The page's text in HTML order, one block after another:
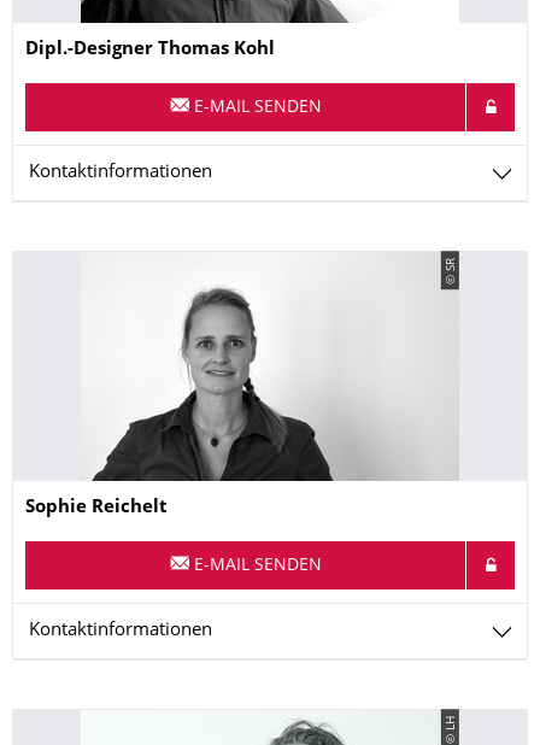
Name
Dipl.-Designer Thomas Kohl
E-MAIL SENDEN
Kontaktinformationen
© SR
Name
Sophie Reichelt
E-MAIL SENDEN
Kontaktinformationen
© LH